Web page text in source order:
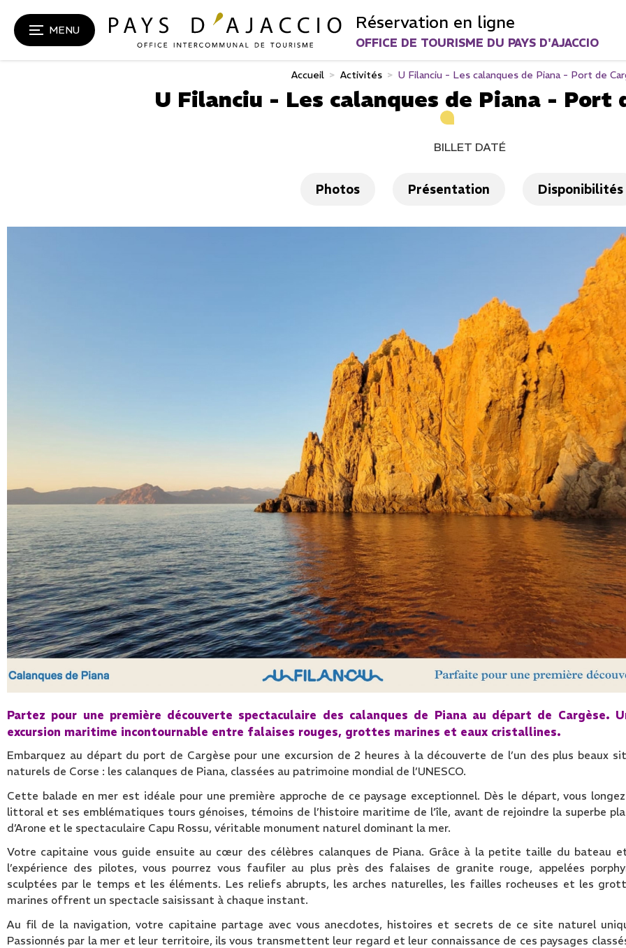
MENU Réservation en ligne
OFFICE DE TOURISME DU PAYS D'AJACCIO
Accueil > Activités > U Filanciu - Les calanques de Piana - Port de
U Filanciu - Les calanques de Piana - Port
BILLET DATÉ
Photos Présentation Disponibilités
Partez pour une première découverte spectaculaire des calanques de Piana au départ de Cargèse.
excursion maritime incontournable entre falaises rouges, grottes marines et eaux cristallines.
Embarquez au départ du port de Cargèse pour une excursion de 2 heures à la découverte de l’un des plus beaux
naturels de Corse : les calanques de Piana, classées au patrimoine mondial de l’UNESCO.
Cette balade en mer est idéale pour une première approche de ce paysage exceptionnel. Dès le départ, vous
littoral et ses emblématiques tours génoises, témoins de l’histoire maritime de l’île, avant de rejoindre la superbe
d’Arone et le spectaculaire Capu Rossu, véritable monument naturel dominant la mer.
Votre capitaine vous guide ensuite au cœur des célèbres calanques de Piana. Grâce à la petite taille du bateau
l’expérience des pilotes, vous pourrez vous faufiler au plus près des falaises de granite rouge, appelées
sculptées par le temps et les éléments. Les reliefs abrupts, les arches naturelles, les failles rocheuses et les
marines offrent un spectacle saisissant à chaque instant.
Au fil de la navigation, votre capitaine partage avec vous anecdotes, histoires et secrets de ce site naturel
Passionnés par la mer et leur territoire, ils vous transmettent leur regard et leur connaissance de ces paysages